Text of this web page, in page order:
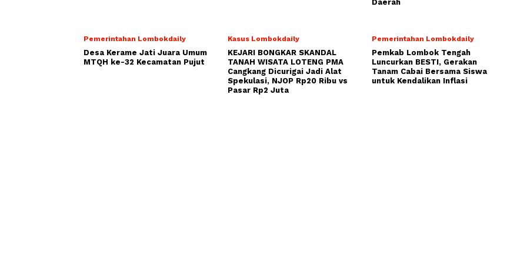
Daerah
Pemerintahan Lombokdaily
Desa Kerame Jati Juara Umum
MTQH ke-32 Kecamatan Pujut
Kasus Lombokdaily
KEJARI BONGKAR SKANDAL
TANAH WISATA LOTENG PMA
Cangkang Dicurigai Jadi Alat
Spekulasi, NJOP Rp20 Ribu vs
Pasar Rp2 Juta
Pemerintahan Lombokdaily
Pemkab Lombok Tengah
Luncurkan BESTI, Gerakan
Tanam Cabai Bersama Siswa
untuk Kendalikan Inflasi